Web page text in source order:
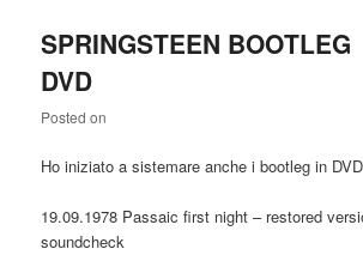
SPRINGSTEEN BOOTLEG
DVD
Posted on
Ho iniziato a sistemare anche i bootleg in
19.09.1978 Passaic first night – restored
soundcheck